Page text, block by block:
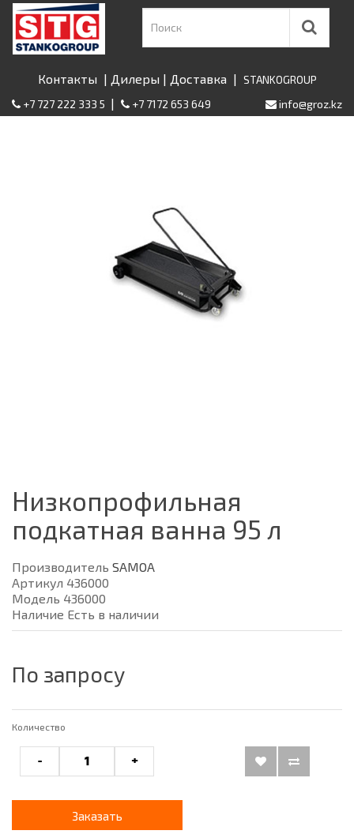
Контакты | Дилеры | Доставка | STANKOGROUP
+7 727 222 333 5 | +7 7172 653 649 info@groz.kz
Низкопрофильная
подкатная ванна 95 л
Производитель SAMOA
Артикул 436000
Модель 436000
Наличие Есть в наличии
По запросу
Количество
- +
Заказать